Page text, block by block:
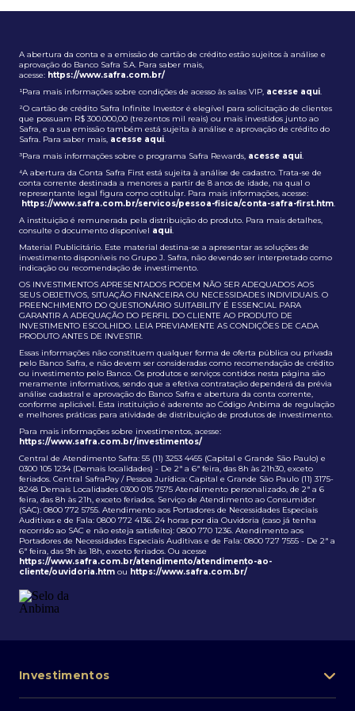
A abertura da conta e a emissão de cartão de crédito estão sujeitos à análise e
aprovação do Banco Safra S.A. Para saber mais,
acesse: https://www.safra.com.br/
¹Para mais informações sobre condições de acesso às salas VIP, acesse aqui.
²O cartão de crédito Safra Infinite Investor é elegível para solicitação de clientes
que possuam R$ 300.000,00 (trezentos mil reais) ou mais investidos junto ao
Safra, e a sua emissão também está sujeita à análise e aprovação de crédito do
Safra. Para saber mais, acesse aqui.
³Para mais informações sobre o programa Safra Rewards, acesse aqui.
⁴A abertura da Conta Safra First está sujeita à análise de cadastro. Trata-se de
conta corrente destinada a menores a partir de 8 anos de idade, na qual o
representante legal figura como cotitular. Para mais informações, acesse:
https://www.safra.com.br/servicos/pessoa-fisica/conta-safra-first.htm.
A instituição é remunerada pela distribuição do produto. Para mais detalhes,
consulte o documento disponível aqui.
Material Publicitário. Este material destina-se a apresentar as soluções de
investimento disponíveis no Grupo J. Safra, não devendo ser interpretado como
indicação ou recomendação de investimento.
OS INVESTIMENTOS APRESENTADOS PODEM NÃO SER ADEQUADOS AOS
SEUS OBJETIVOS, SITUAÇÃO FINANCEIRA OU NECESSIDADES INDIVIDUAIS. O
PREENCHIMENTO DO QUESTIONÁRIO SUITABILITY É ESSENCIAL PARA
GARANTIR A ADEQUAÇÃO DO PERFIL DO CLIENTE AO PRODUTO DE
INVESTIMENTO ESCOLHIDO. LEIA PREVIAMENTE AS CONDIÇÕES DE CADA
PRODUTO ANTES DE INVESTIR.
Essas informações não constituem qualquer forma de oferta pública ou privada
pelo Banco Safra, e não devem ser consideradas como recomendação de crédito
ou investimento pelo Banco. Os produtos e serviços contidos nesta página são
meramente informativos, sendo que a efetiva contratação dependerá da prévia
análise cadastral e aprovação do Banco Safra e abertura da conta corrente,
conforme aplicável. Esta instituição é aderente ao Código Anbima de regulação
e melhores práticas para atividade de distribuição de produtos de investimento.
Para mais informações sobre investimentos, acesse:
https://www.safra.com.br/investimentos/
Central de Atendimento Safra: 55 (11) 3253 4455 (Capital e Grande São Paulo) e
0300 105 1234 (Demais localidades) - De 2ª a 6ª feira, das 8h às 21h30, exceto
feriados. Central SafraPay / Pessoa Jurídica: Capital e Grande São Paulo (11) 3175-
8248 Demais Localidades 0300 015 7575 Atendimento personalizado, de 2ª a 6
feira, das 8h às 21h, exceto feriados. Serviço de Atendimento ao Consumidor
(SAC): 0800 772 5755. Atendimento aos Portadores de Necessidades Especiais
Auditivas e de Fala: 0800 772 4136. 24 horas por dia Ouvidoria (caso já tenha
recorrido ao SAC e não esteja satisfeito): 0800 770 1236. Atendimento aos
Portadores de Necessidades Especiais Auditivas e de Fala: 0800 727 7555 - De 2ª a
6ª feira, das 9h às 18h, exceto feriados. Ou acesse
https://www.safra.com.br/atendimento/atendimento-ao-
cliente/ouvidoria.htm ou https://www.safra.com.br/
Investimentos